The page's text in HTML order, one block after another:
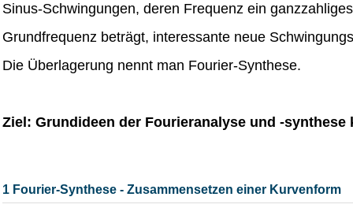
Sinus-Schwingungen, deren Frequenz ein
Grundfrequenz beträgt, interessante neue
Die Überlagerung nennt man Fourier-Synthese.
Ziel: Grundideen der Fourieranalyse und -synthese
1 Fourier-Synthese - Zusammensetzen einer Kurvenform